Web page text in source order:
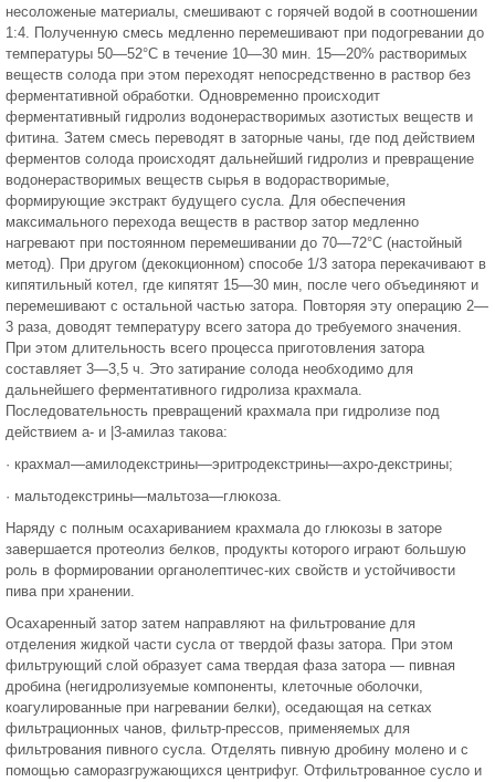
несоложеные материалы, смешивают с горячей водой в соотношении
1:4. Полученную смесь медленно перемешивают при подогревании до
температуры 50—52°С в течение 10—30 мин. 15—20% растворимых
веществ солода при этом переходят непосредственно в раствор без
ферментативной обработки. Одновременно происходит
ферментативный гидролиз водонерастворимых азотистых веществ и
фитина. Затем смесь переводят в заторные чаны, где под действием
ферментов солода происходят дальнейший гидролиз и превращение
водонерастворимых веществ сырья в водорастворимые,
формирующие экстракт будущего сусла. Для обеспечения
максимального перехода веществ в раствор затор медленно
нагревают при постоянном перемешивании до 70—72°С (настойный
метод). При другом (декокционном) способе 1/3 затора перекачивают в
кипятильный котел, где кипятят 15—30 мин, после чего объединяют и
перемешивают с остальной частью затора. Повторяя эту операцию 2—
3 раза, доводят температуру всего затора до требуемого значения.
При этом длительность всего процесса приготовления затора
составляет 3—3,5 ч. Это затирание солода необходимо для
дальнейшего ферментативного гидролиза крахмала.
Последовательность превращений крахмала при гидролизе под
действием а- и |3-амилаз такова:
· крахмал—амилодекстрины—эритродекстрины—ахро-декстрины;
· мальтодекстрины—мальтоза—глюкоза.
Наряду с полным осахариванием крахмала до глюкозы в заторе
завершается протеолиз белков, продукты которого играют большую
роль в формировании органолептичес-ких свойств и устойчивости
пива при хранении.
Осахаренный затор затем направляют на фильтрование для
отделения жидкой части сусла от твердой фазы затора. При этом
фильтрующий слой образует сама твердая фаза затора — пивная
дробина (негидролизуемые компоненты, клеточные оболочки,
коагулированные при нагревании белки), оседающая на сетках
фильтрационных чанов, фильтр-прессов, применяемых для
фильтрования пивного сусла. Отделять пивную дробину молено и с
помощью саморазгружающихся центрифуг. Отфильтрованное сусло и